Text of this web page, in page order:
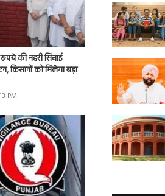
की नहरी सिंचाई
किसानों को मिलेगा बड़ा
PM